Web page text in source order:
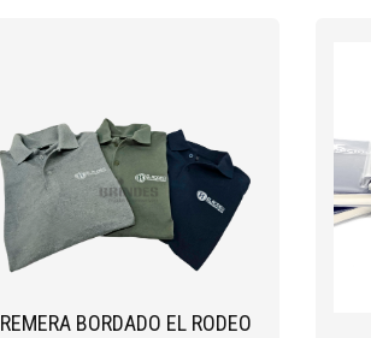
REMERA BORDADO EL RODEO